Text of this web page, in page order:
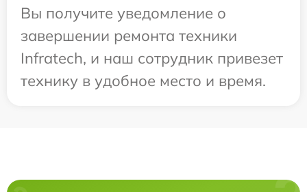
Вы получите уведомление о
завершении ремонта техники
Infratech, и наш сотрудник привезет
технику в удобное место и время.